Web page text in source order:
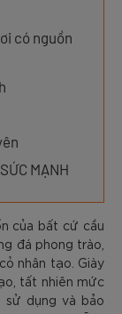
có nguồn
MẠNH
của bất cứ cầu
đá phong trào,
nhân tạo. Giày
tất nhiên mức
sử dụng và bảo